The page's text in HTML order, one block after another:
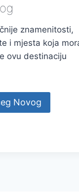
znamenitosti,
i mjesta koja
ovu destinaciju
Novog